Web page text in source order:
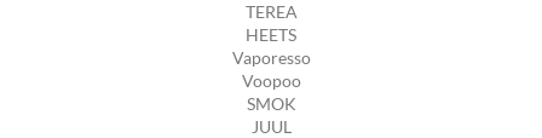
TEREA
HEETS
Vaporesso
Voopoo
SMOK
JUUL